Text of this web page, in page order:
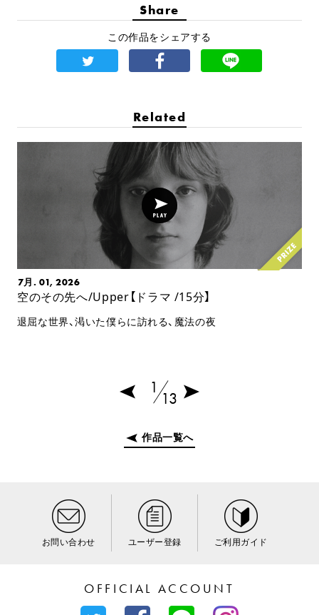
Share
この作品をシェアする
Related
7月. 01, 2026
空のその先へ/Upper【ドラマ /15分】
退屈な世界、渇いた僕らに訪れる、魔法の夜
1
13
作品一覧へ
お問い合わせ ユーザー登録 ご利用ガイド
OFFICIAL ACCOUNT